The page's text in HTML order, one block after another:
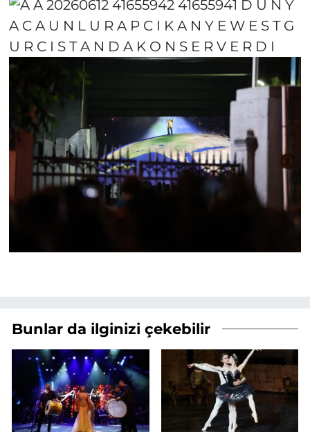
Bunlar da ilginizi çekebilir